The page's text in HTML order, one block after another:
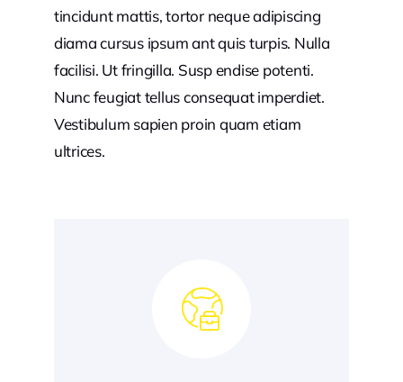
tincidunt mattis, tortor neque adipiscing
diama cursus ipsum ant quis turpis. Nulla
facilisi. Ut fringilla. Susp endise potenti.
Nunc feugiat tellus consequat imperdiet.
Vestibulum sapien proin quam etiam
ultrices.